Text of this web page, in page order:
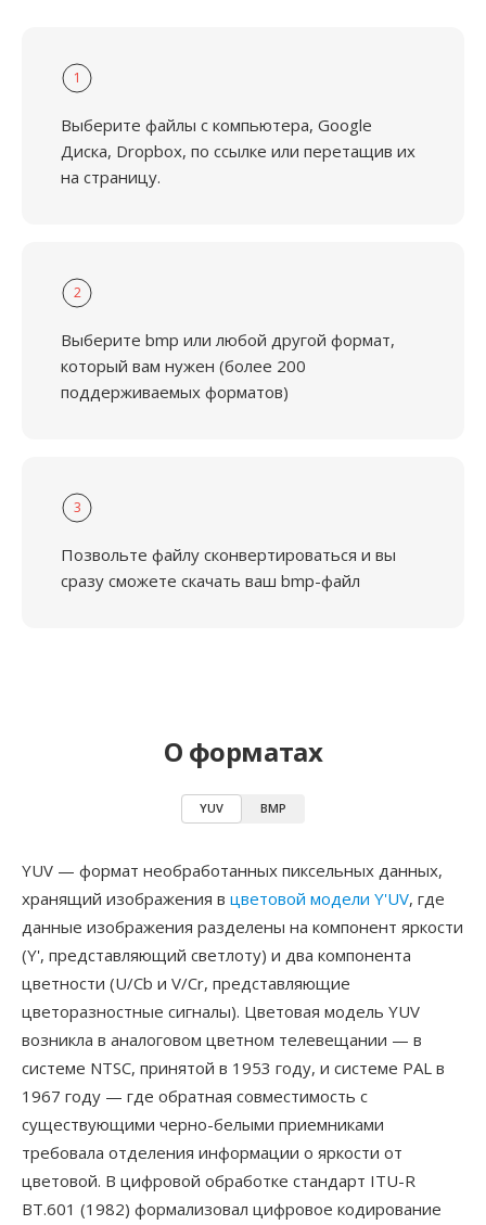
1
Выберите файлы с компьютера, Google
Диска, Dropbox, по ссылке или перетащив их
на страницу.
2
Выберите bmp или любой другой формат,
который вам нужен (более 200
поддерживаемых форматов)
3
Позвольте файлу сконвертироваться и вы
сразу сможете скачать ваш bmp-файл
О форматах
YUV BMP
YUV — формат необработанных пиксельных данных,
хранящий изображения в цветовой модели Y'UV, где
данные изображения разделены на компонент яркости
(Y', представляющий светлоту) и два компонента
цветности (U/Cb и V/Cr, представляющие
цветоразностные сигналы). Цветовая модель YUV
возникла в аналоговом цветном телевещании — в
системе NTSC, принятой в 1953 году, и системе PAL в
1967 году — где обратная совместимость с
существующими черно-белыми приемниками
требовала отделения информации о яркости от
цветовой. В цифровой обработке стандарт ITU-R
BT.601 (1982) формализовал цифровое кодирование